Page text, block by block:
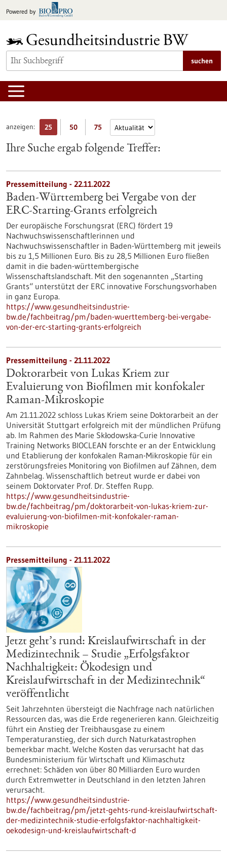
Inhalt
Powered by
suchen
anzeigen: 25 50 75
Ihre Suche ergab folgende Treffer:
Pressemitteilung - 22.11.2022
Baden-Württemberg bei Vergabe von der
ERC-Starting-Grants erfolgreich
Der europäische Forschungsrat (ERC) fördert 19
Nachwuchswissenschaftlerinnen und
Nachwuchswissenschaftler in Baden-Württemberg mit jeweils
bis zu 1,5 Millionen Euro. Bis zu 28,5 Millionen Euro fließen
damit in die baden-württembergische
Wissenschaftslandschaft. Mit den sogenannten „Starting
Grants“ unterstützt der ERC innovative Forschungsvorhaben
in ganz Europa.
https://www.gesundheitsindustrie-
bw.de/fachbeitrag/pm/baden-wuerttemberg-bei-vergabe-
von-der-erc-starting-grants-erfolgreich
Pressemitteilung - 21.11.2022
Doktorarbeit von Lukas Kriem zur
Evaluierung von Biofilmen mit konfokaler
Raman-Mikroskopie
Am 21.11.2022 schloss Lukas Kriem seine Doktorarbeit an der
Universität Stuttgart erfolgreich mit der mündlichen Prüfung
ab. Im Rahmen des Marie Skłodowska-Curie Innovative
Training Networks BIOCLEAN forschte er an der Entwicklung
und Etablierung der konfokalen Raman-Mikroskopie für ein
zerstörungsfreies Monitoring von Biofilmen auf Zähnen, dem
Zahnbelag. Wissenschaftlich betreut wurde er dabei von
seinem Doktorvater Prof. Dr. Steffen Rupp.
https://www.gesundheitsindustrie-
bw.de/fachbeitrag/pm/doktorarbeit-von-lukas-kriem-zur-
evaluierung-von-biofilmen-mit-konfokaler-raman-
mikroskopie
Pressemitteilung - 21.11.2022
Jetzt geht’s rund: Kreislaufwirtschaft in der
Medizintechnik – Studie „Erfolgsfaktor
Nachhaltigkeit: Ökodesign und
Kreislaufwirtschaft in der Medizintechnik“
veröffentlicht
Seit Jahrzehnten übersteigt die Nachfrage nach natürlichen
Ressourcen das, was die Erde regenerieren kann. Gleichzeitig
führt ein Anstieg der Treibhausgase zu einem
Temperaturanstieg, der sich durch Naturkatastrophen
bemerkbar macht. Welche Kosten das verursacht hat das
Bundesministerium für Wirtschaft und Klimaschutz
errechnet: Schäden von über 80 Milliarden Euro wurden
durch Extremwetter in Deutschland in den letzten Jahren
verursacht.
https://www.gesundheitsindustrie-
bw.de/fachbeitrag/pm/jetzt-gehts-rund-kreislaufwirtschaft-
der-medizintechnik-studie-erfolgsfaktor-nachhaltigkeit-
oekodesign-und-kreislaufwirtschaft-d